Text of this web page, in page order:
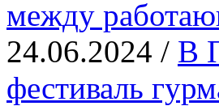
между
24.06.2024 / В
фестиваль